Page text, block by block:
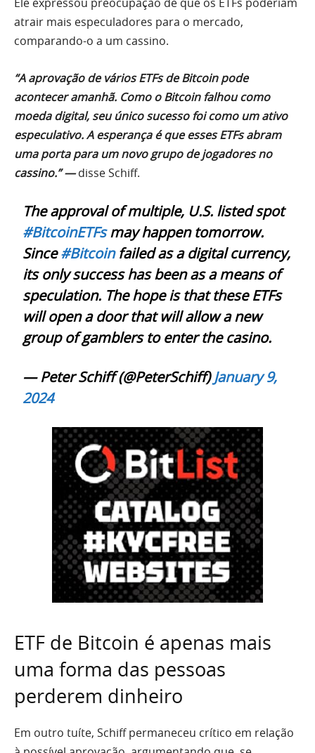
atrair mais especuladores para o mercado,
comparando-o a um cassino.
“A aprovação de vários ETFs de Bitcoin pode
acontecer amanhã. Como o Bitcoin falhou como
moeda digital, seu único sucesso foi como um ativo
especulativo. A esperança é que esses ETFs abram
uma porta para um novo grupo de jogadores no
cassino.” —disse Schiff.
The approval of multiple, U.S. listed spot
#BitcoinETFsmay happen tomorrow.
Since#Bitcoinfailed as a digital currency,
its only success has been as a means of
speculation. The hope is that these ETFs
will open a door that will allow a new
group of gamblers to enter the casino.
— Peter Schiff (@PeterSchiff)January 9,
2024
ETF de Bitcoin é apenas mais
uma forma das pessoas
perderem dinheiro
Em outro tuíte, Schiff permaneceu crítico em relação